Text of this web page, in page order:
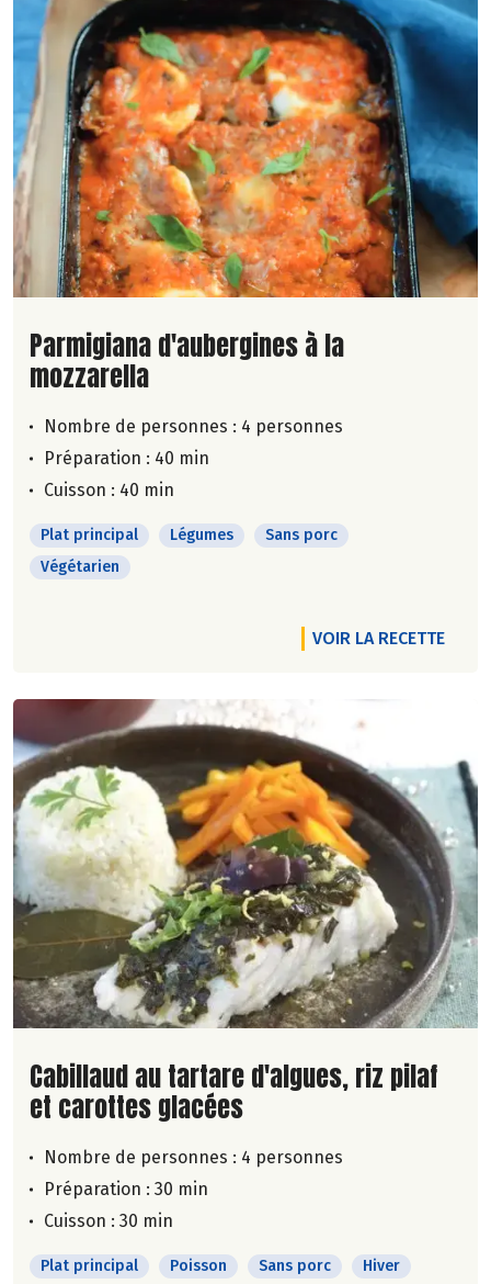
Lire la suite de la recette
Parmigiana d'aubergines à la
mozzarella
Nombre de personnes : 4 personnes
Préparation : 40 min
Cuisson : 40 min
Plat principal Légumes
Sans porc
Végétarien
VOIR LA RECETTE
Lire la suite de la recette
Cabillaud au tartare d'algues, riz pilaf
et carottes glacées
Nombre de personnes : 4 personnes
Préparation : 30 min
Cuisson : 30 min
Plat principal Poisson Sans porc Hiver